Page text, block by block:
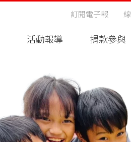
活動報導 捐款參與
訂閱電子報